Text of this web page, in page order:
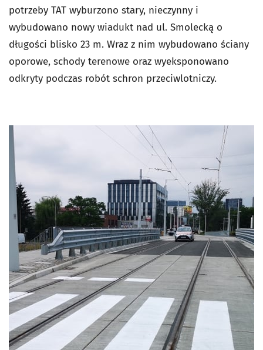
potrzeby TAT wyburzono stary, nieczynny i
wybudowano nowy wiadukt nad ul. Smolecką o
długości blisko 23 m. Wraz z nim wybudowano ściany
oporowe, schody terenowe oraz wyeksponowano
odkryty podczas robót schron przeciwlotniczy.